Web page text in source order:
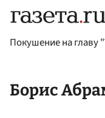
Покушение на главу
Борис